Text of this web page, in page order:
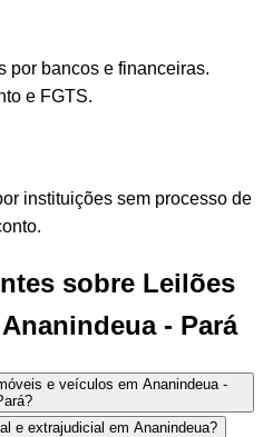
por bancos e financeiras.
e FGTS.
instituições sem processo de
sobre Leilões
- Pará
e veículos em Ananindeua -
e extrajudicial em Ananindeua?